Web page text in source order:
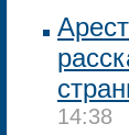
14:38